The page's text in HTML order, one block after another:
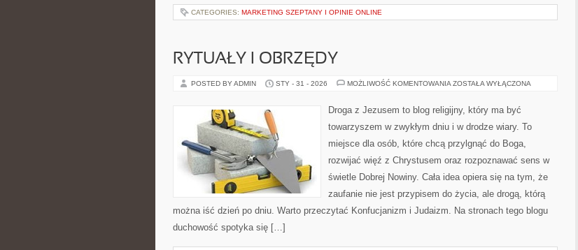
CATEGORIES: MARKETING SZEPTANY I OPINIE ONLINE
RYTUAŁY I OBRZĘDY
POSTED BY ADMIN STY - 31 - 2026 MOŻLIWOŚĆ KOMENTOWANIA RYTUAŁY
ZOSTAŁA WYŁĄCZONA
Droga z Jezusem to blog religijny, który ma być
towarzyszem w zwykłym dniu i w drodze wiary. To
miejsce dla osób, które chcą przylgnąć do Boga,
rozwijać więź z Chrystusem oraz rozpoznawać sens w
świetle Dobrej Nowiny. Cała idea opiera się na tym, że
zaufanie nie jest przypisem do życia, ale drogą, którą
można iść dzień po dniu. Warto przeczytać Konfucjanizm i Judaizm. Na stronach tego blogu
duchowość spotyka się […]